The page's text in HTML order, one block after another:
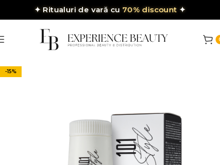
✦ Ritualuri de vară cu 70% discount ✦
-15%